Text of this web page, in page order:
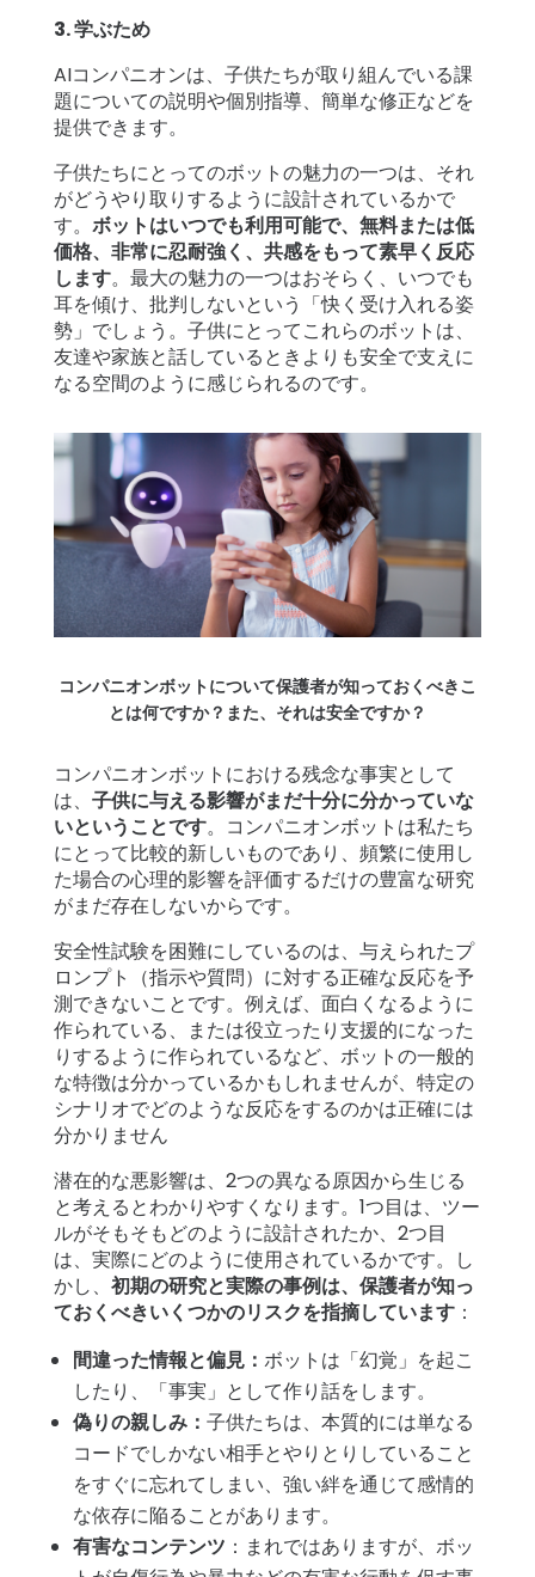
3. 学ぶため
AIコンパニオンは、子供たちが取り組んでいる課
題についての説明や個別指導、簡単な修正などを
提供できます。
子供たちにとってのボットの魅力の一つは、それ
がどうやり取りするように設計されているかで
す。 ボットはいつでも利用可能で、無料または低
価格、非常に忍耐強く、共感をもって素早く反応
します。最大の魅力の一つはおそらく、いつでも
耳を傾け、批判しないという「快く受け入れる姿
勢」でしょう。子供にとってこれらのボットは、
友達や家族と話しているときよりも安全で支えに
なる空間のように感じられるのです。
コンパニオンボットについて保護者が知っておくべきこ
とは何ですか？また、それは安全ですか？
コンパニオンボットにおける残念な事実として
は、 子供に与える影響がまだ十分に分かっていな
いということです。コンパニオンボットは私たち
にとって比較的新しいものであり、頻繁に使用し
た場合の心理的影響を評価するだけの豊富な研究
がまだ存在しないからです。
安全性試験を困難にしているのは、与えられたプ
ロンプト（指示や質問）に対する正確な反応を予
測できないことです。例えば、面白くなるように
作られている、または役立ったり支援的になった
りするように作られているなど、ボットの一般的
な特徴は分かっているかもしれませんが、特定の
シナリオでどのような反応をするのかは正確には
分かりません
潜在的な悪影響は、2つの異なる原因から生じる
と考えるとわかりやすくなります。1つ目は、ツー
ルがそもそもどのように設計されたか、2つ目
は、実際にどのように使用されているかです。し
かし、 初期の研究と実際の事例は、保護者が知っ
ておくべきいくつかのリスクを指摘しています：
間違った情報と偏見： ボットは「幻覚」を起こ
したり、「事実」として作り話をします。
偽りの親しみ： 子供たちは、本質的には単なる
コードでしかない相手とやりとりしていること
をすぐに忘れてしまい、強い絆を通じて感情的
な依存に陥ることがあります。
有害なコンテンツ ：まれではありますが、ボッ